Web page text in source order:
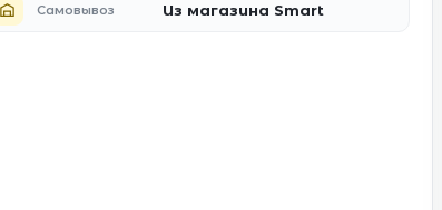
Самовывоз Из магазина Smart